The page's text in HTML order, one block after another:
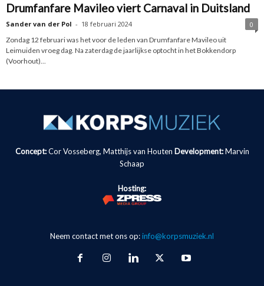
Drumfanfare Mavileo viert Carnaval in Duitsland
Sander van der Pol - 18 februari 2024
0
Zondag 12 februari was het voor de leden van Drumfanfare Mavileo uit
Leimuiden vroeg dag. Na zaterdag de jaarlijkse optocht in het Bokkendorp
(Voorhout)...
Concept:Cor Vosseberg, Matthijs van Houten Development: Marvin
Schaap
Hosting:
Neem contact met ons op:info@korpsmuziek.nl